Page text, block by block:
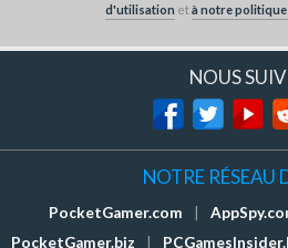
d'utilisation età notre
NOUS
NOTRE RÉSEAU
PocketGamer.com
PocketGamer.biz